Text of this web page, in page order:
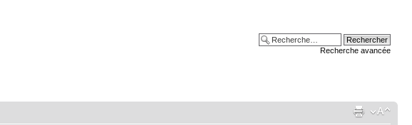
Recherche avancée